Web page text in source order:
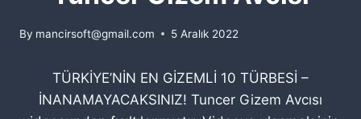
By mancirsoft@gmail.com 5 Aralık 2022
TÜRKİYE’NİN EN GİZEMLİ 10 TÜRBESİ –
İNANAMAYACAKSINIZ! Tuncer Gizem Avcısı